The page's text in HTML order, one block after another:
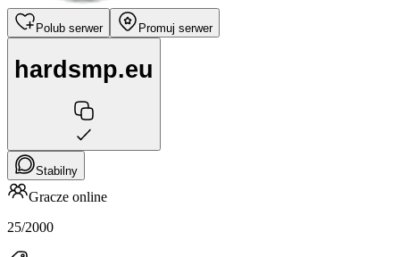
Polub serwer Promuj serwer
hardsmp.eu
Stabilny
Gracze online
25/2000